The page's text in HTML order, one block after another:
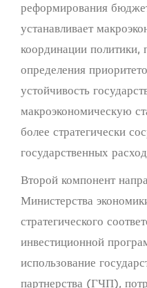
реформирования
устанавливает
координации
определения
устойчивость
макроэкономическую
более стратегически
государственных
Второй компонент
Министерства
стратегического
инвестиционной
использование
партнерства (ГЧП),